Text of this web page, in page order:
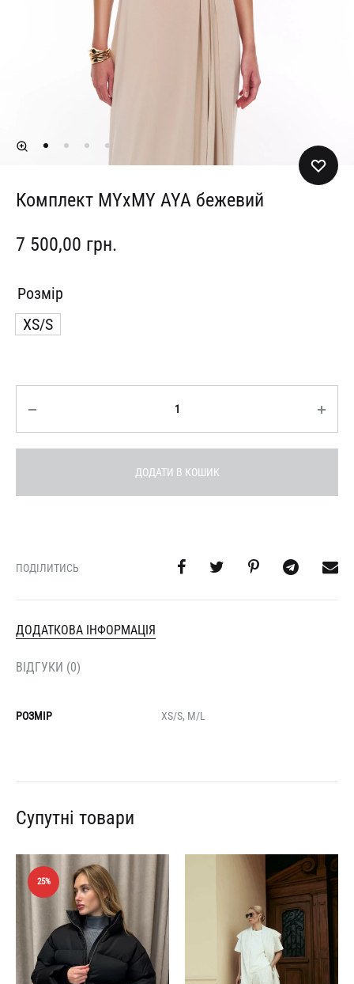
Комплект MYxMY AYA бежевий
7 500,00 грн.
Розмір
XS/S
ДОДАТИ В КОШИК
ПОДІЛИТИСЬ
ДОДАТКОВА ІНФОРМАЦІЯ
ВІДГУКИ (0)
РОЗМІР XS/S, M/L
Супутні товари
25%